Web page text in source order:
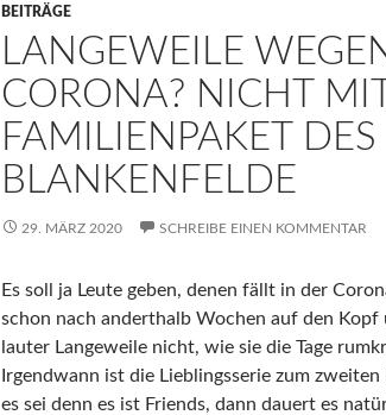
BEITRÄGE
LANGEWEILE
CORONA? NICHT
FAMILIENPAKET
BLANKENFELDE
29. MÄRZ 2020 SCHREIBE EINEN KOMMENTAR
Es soll ja Leute geben, denen fällt in der
schon nach anderthalb Wochen auf den
lauter Langeweile nicht, wie sie die Tage
Irgendwann ist die Lieblingsserie zum
es sei denn es ist Friends, dann dauert es